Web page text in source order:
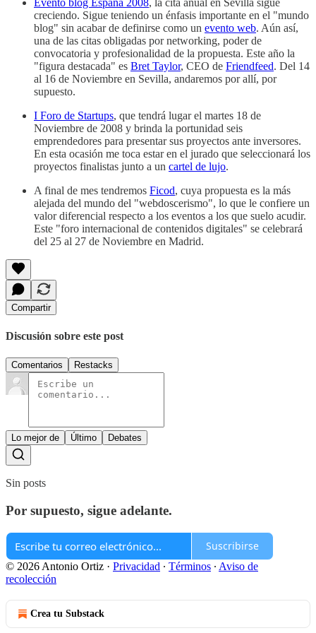
creciendo. Sigue teniendo un énfasis importante en el "mundo
blog" sin acabar de definirse como un evento web. Aún así,
una de las citas obligadas por networking, poder de
convocatoria y profesionalidad de la propuesta. Este año la
"figura destacada" es Bret Taylor, CEO de Friendfeed. Del 14
al 16 de Noviembre en Sevilla, andaremos por allí, por
supuesto.
I Foro de Startups, que tendrá lugar el martes 18 de
Noviembre de 2008 y brinda la portunidad seis
emprendedores para presentar sus proyectos ante inversores.
En esta ocasión me toca estar en el jurado que seleccionará los
proyectos finalistas junto a un cartel de lujo.
A final de mes tendremos Ficod, cuya propuesta es la más
alejada del mundo del "webdoscerismo", lo que le confiere un
valor diferencial respecto a los eventos a los que suelo acudir.
Este "foro internacional de contenidos digitales" se celebrará
del 25 al 27 de Noviembre en Madrid.
Compartir
Discusión sobre este post
Comentarios Restacks
Lo mejor de Último Debates
Sin posts
Por supuesto, sigue adelante.
Suscribirse
© 2026 Antonio Ortiz · Privacidad ∙ Términos ∙ Aviso de
recolección
Crea tu Substack